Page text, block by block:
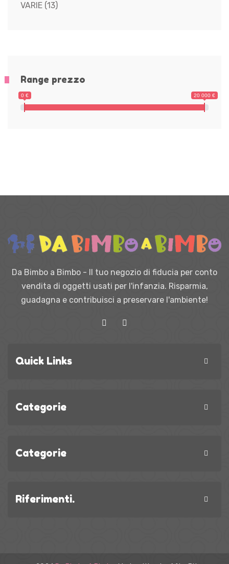
VARIE (13)
Range prezzo
0 € 20 000 €
Da Bimbo a Bimbo - Il tuo negozio di fiducia per conto
vendita di oggetti usati per l'infanzia. Risparmia,
guadagna e contribuisci a preservare l'ambiente!
Quick Links
Categorie
Categorie
Riferimenti.